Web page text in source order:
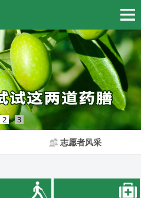
2 3
志愿者风采